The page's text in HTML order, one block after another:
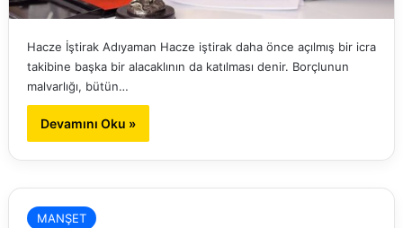
Hacze İştirak Adıyaman Hacze iştirak daha önce açılmış bir icra
takibine başka bir alacaklının da katılması denir. Borçlunun
malvarlığı, bütün…
Devamını Oku »
MANŞET